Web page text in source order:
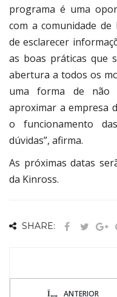
programa é uma
com a comunidade de
de esclarecer
as boas práticas que
abertura a todos os
uma forma de não
aproximar a empresa
o funcionamento
dúvidas”, afirma.
As próximas datas
da Kinross.
SHARE:
ANTERIOR